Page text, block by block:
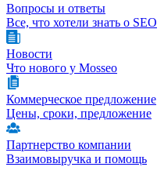
Вопросы и ответы
Все, что хотели знать о SEO
Новости
Что нового у Mosseo
Коммерческое предложение
Цены, сроки, предложение
Партнерство компании
Взаимовыручка и помощь